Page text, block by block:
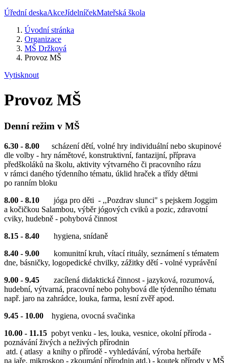
Úřední deskaAkceJídelníčekMateřská škola
Úvodní stránka
Organizace
MŠ Držková
Provoz MŠ
Vytisknout
Provoz MŠ
Denní režim v MŠ
6.30 - 8.00
scházení dětí, volné hry individuální nebo skupinové
dle volby - hry námětové, konstruktivní, fantazijní, příprava
předškoláků na školu, aktivity výtvarného či pracovního rázu
v rámci daného týdenního tématu, úklid hraček a třídy dětmi
po ranním bloku
8.00 - 8.10
jóga pro děti - ,,Pozdrav slunci" s pejskem Joggim
a kočičkou Salambou, výběr jógových cviků a pozic, zdravotní
cviky, hudebně - pohybová činnost
8.15 - 8.40 hygiena, snídaně
8.40 - 9.00
komunitní kruh, vítací rituály, seznámení s tématem
dne, básničky, logopedické chvilky, zážitky dětí - volné vyprávění
9.00 - 9.45
zacílená didaktická činnost - jazyková, rozumová,
hudební, výtvarná, pracovní nebo pohybová dle týdenního tématu
např. jaro na zahrádce, louka, farma, lesní zvěř apod.
9.45 - 10.00 hygiena, ovocná svačinka
10.00 - 11.15 pobyt venku - les, louka, vesnice, okolní příroda -
poznávání živých a neživých přírodnin
atd. ( atlasy a knihy o přírodě - vyhledávání, výroba herbáře
na jaře, mikroskop - zkoumání přírodnin atd.) - koutek přírody v MŠ